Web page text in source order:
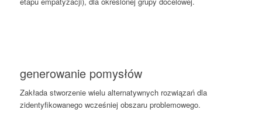
generowanie pomysłów
Zakłada stworzenie wielu alternatywnych rozwiązań dla
zidentyfikowanego wcześniej obszaru problemowego.